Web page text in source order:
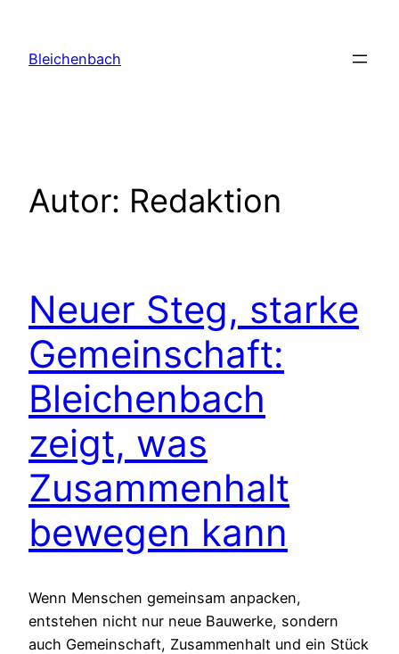
springen
Bleichenbach
Autor: Redaktion
Neuer Steg, starke
Gemeinschaft:
Bleichenbach
zeigt, was
Zusammenhalt
bewegen kann
Wenn Menschen gemeinsam anpacken,
entstehen nicht nur neue Bauwerke, sondern
auch Gemeinschaft, Zusammenhalt und ein Stück